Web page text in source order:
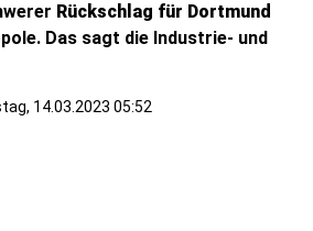
Rückschlag für Dortmund
Das sagt die Industrie- und
14.03.2023 05:52